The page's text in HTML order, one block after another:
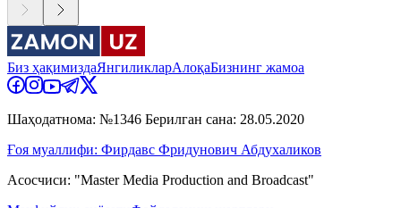
Биз ҳақимиздаЯнгиликларАлоқаБизнинг жамоа
Шаҳодатнома: №1346 Берилган сана: 28.05.2020
Ғоя муаллифи: Фирдавс Фридунович Абдухаликов
Асосчиси: "Master Media Production and Broadcast"